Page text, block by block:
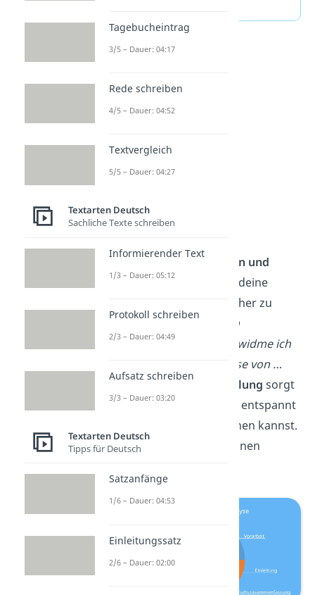
Vergiss nicht das
Arbeite mitAbsätzen und
Überleitungen,
um deine
Analyse übersichtlicher zu
gestalten, z. B.
Nach
Betrachtung von … widme ich
mich nun der Analyse von …
Eine guteZeiteinteilung sorgt
dafür, dass du ganz entspannt
in deine Klausur gehen kannst.
Die Grafik gibt dir einen
Tagebucheintrag
3/5 – Dauer: 04:17
Rede schreiben
4/5 – Dauer: 04:52
Textvergleich
5/5 – Dauer: 04:27
Textarten Deutsch
Sachliche Texte schreiben
Informierender Text
1/3 – Dauer: 05:12
Protokoll schreiben
2/3 – Dauer: 04:49
Aufsatz schreiben
3/3 – Dauer: 03:20
Textarten Deutsch
Tipps für Deutsch
Satzanfänge
1/6 – Dauer: 04:53
Einleitungssatz
2/6 – Dauer: 02:00